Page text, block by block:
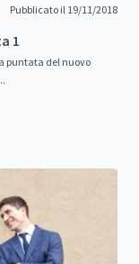
Pubblicato il 19/11/2018
1
puntata del nuovo